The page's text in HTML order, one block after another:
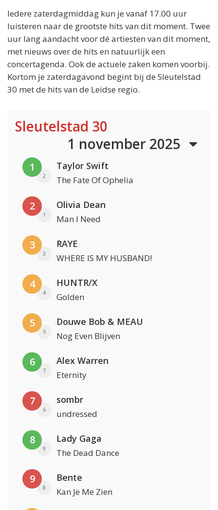
Iedere zaterdagmiddag kun je vanaf 17.00 uur
luisteren naar de grootste hits van dit moment. Twee
uur lang aandacht voor dé artiesten van dit moment,
met nieuws over de hits en natuurlijk een
concertagenda. Ook de actuele zaken komen voorbij.
Kortom je zaterdagavond begint bij de Sleutelstad
30 met de hits van de Leidse regio.
Sleutelstad 30
1 november 2025
1
2
Taylor Swift
The Fate Of Ophelia
2
1
Olivia Dean
Man I Need
3
3
RAYE
WHERE IS MY HUSBAND!
4
4
HUNTR/X
Golden
5
5
Douwe Bob & MEAU
Nog Even Blijven
6
7
Alex Warren
Eternity
7
6
sombr
undressed
8
9
Lady Gaga
The Dead Dance
9
8
Bente
Kan Je Me Zien